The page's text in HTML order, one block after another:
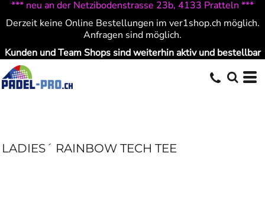
*** neu an der Netzibodenstrasse 23b, 4133 Pratteln ***
Derzeit keine Online Bestellungen im ver1shop.ch möglich.
Anfragen sind möglich.
Kunden und Team Shops sind weiterhin aktiv und bestellbar
LADIES´ RAINBOW TECH TEE